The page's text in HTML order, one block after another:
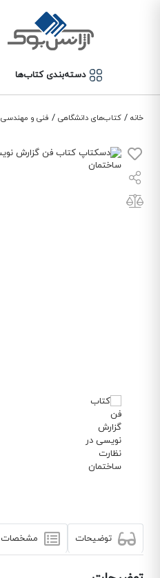
دسته‌بندی کتاب‌ها
خانه / کتاب‌های دانشگاهی / فنی و مهندسی
توضیحات مشخصات